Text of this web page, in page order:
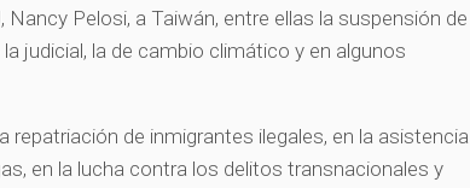
Nancy Pelosi, a Taiwán, entre ellas la suspensión de
judicial, la de cambio climático y en algunos
repatriación de inmigrantes ilegales, en la asistencia
en la lucha contra los delitos transnacionales y